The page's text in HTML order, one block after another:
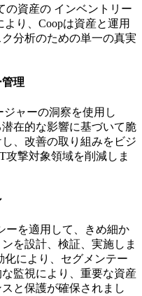
の資産の インベントリー
り、Coopは資産と運用
分析のための単一の真実
理
ャーの洞察を使用し
在的な影響に基づいて脆
、改善の取り組みをビジ
攻撃対象領域を削減しま
ーを適用して、きめ細か
を設計、検証、実施しま
化により、セグメンテー
監視により、重要な資産
と保護が確保されまし